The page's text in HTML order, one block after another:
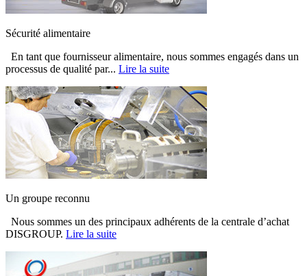
Sécurité alimentaire
En tant que fournisseur alimentaire, nous sommes engagés dans un
processus de qualité par... Lire la suite
Un groupe reconnu
Nous sommes un des principaux adhérents de la centrale d’achat
DISGROUP. Lire la suite